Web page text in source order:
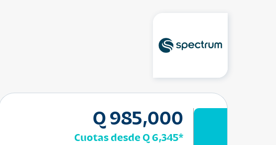
Q 985,000
Cuotas desdeQ 6,345*